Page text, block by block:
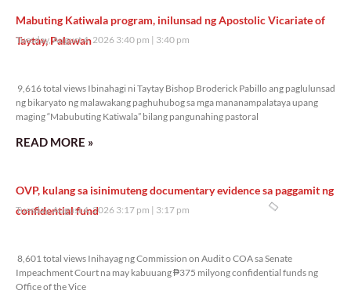
Mabuting Katiwala program, inilunsad ng Apostolic Vicariate of
Taytay, Palawan
Tuesday, August 4, 2026 3:40 pm 3:40 pm
9,616 total views Ibinahagi ni Taytay Bishop Broderick Pabillo ang paglulunsad
ng bikaryato ng malawakang paghuhubog sa mga mananampalataya upang
maging “Mabubuting Katiwala” bilang pangunahing pastoral
READ MORE »
OVP, kulang sa isinimuteng documentary evidence sa paggamit ng
confidential fund
Tuesday, August 4, 2026 3:17 pm 3:17 pm
8,601 total views Inihayag ng Commission on Audit o COA sa Senate
Impeachment Court na may kabuuang ₱375 milyong confidential funds ng
Office of the Vice